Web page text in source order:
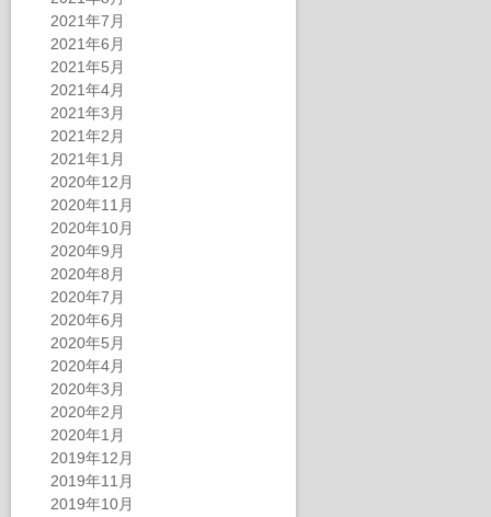
2021年7月
2021年6月
2021年5月
2021年4月
2021年3月
2021年2月
2021年1月
2020年12月
2020年11月
2020年10月
2020年9月
2020年8月
2020年7月
2020年6月
2020年5月
2020年4月
2020年3月
2020年2月
2020年1月
2019年12月
2019年11月
2019年10月